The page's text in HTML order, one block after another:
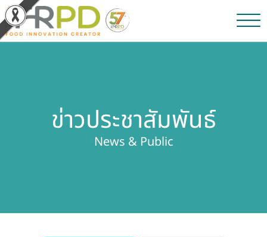
ผลิตภัณฑ์และจำหน่าย
เกี่ยวกับสถาบัน
ข่าวประชาสัมพันธ์
News & Public